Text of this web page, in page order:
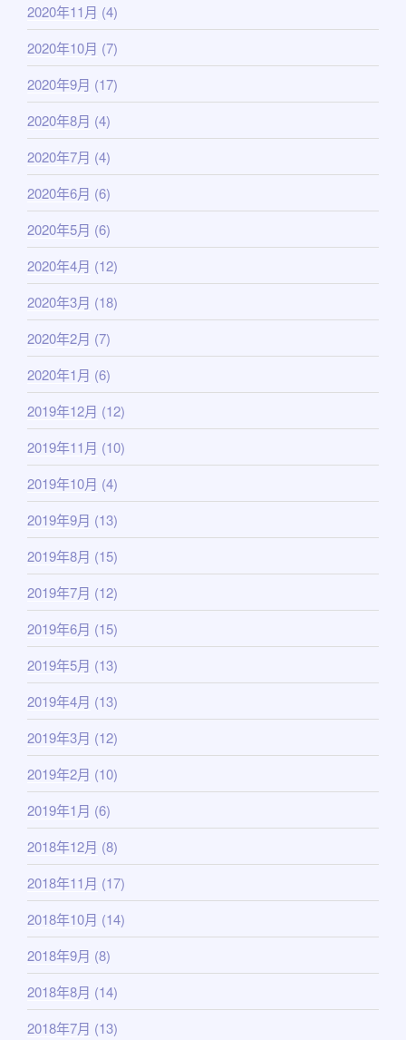
2020年11月 (4)
2020年10月 (7)
2020年9月 (17)
2020年8月 (4)
2020年7月 (4)
2020年6月 (6)
2020年5月 (6)
2020年4月 (12)
2020年3月 (18)
2020年2月 (7)
2020年1月 (6)
2019年12月 (12)
2019年11月 (10)
2019年10月 (4)
2019年9月 (13)
2019年8月 (15)
2019年7月 (12)
2019年6月 (15)
2019年5月 (13)
2019年4月 (13)
2019年3月 (12)
2019年2月 (10)
2019年1月 (6)
2018年12月 (8)
2018年11月 (17)
2018年10月 (14)
2018年9月 (8)
2018年8月 (14)
2018年7月 (13)